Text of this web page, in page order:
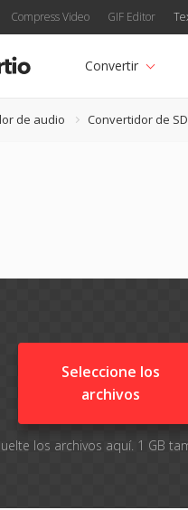
Compress Video GIF Editor
Convertir
de audio Convertidor de
Seleccione los
archivos
los archivos aquí. 1 GB